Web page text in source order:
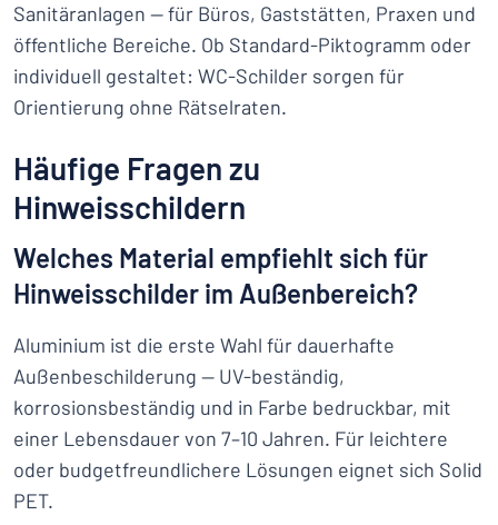
Sanitäranlagen — für Büros, Gaststätten, Praxen und
öffentliche Bereiche. Ob Standard-Piktogramm oder
individuell gestaltet: WC-Schilder sorgen für
Orientierung ohne Rätselraten.
Häufige Fragen zu
Hinweisschildern
Welches Material empfiehlt sich für
Hinweisschilder im Außenbereich?
Aluminium ist die erste Wahl für dauerhafte
Außenbeschilderung — UV-beständig,
korrosionsbeständig und in Farbe bedruckbar, mit
einer Lebensdauer von 7–10 Jahren. Für leichtere
oder budgetfreundlichere Lösungen eignet sich Solid
PET.